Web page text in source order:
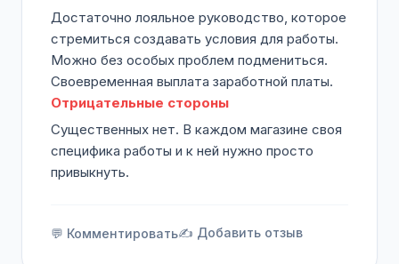
Достаточно лояльное руководство, которое
стремиться создавать условия для работы.
Можно без особых проблем подмениться.
Своевременная выплата заработной платы.
Отрицательные стороны
Существенных нет. В каждом магазине своя
специфика работы и к ней нужно просто
привыкнуть.
💬 Комментировать✍️ Добавить отзыв